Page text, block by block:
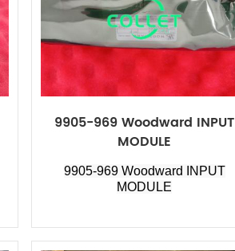
9905-969 Woodward INPUT
MODULE
9905-969 Woodward INPUT
MODULE